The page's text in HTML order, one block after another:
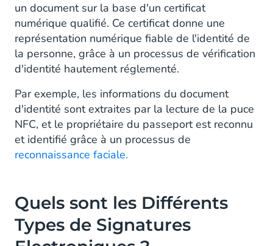
un document sur la base d'un certificat
numérique qualifié. Ce certificat donne une
représentation numérique fiable de l'identité de
la personne, grâce à un processus de vérification
d'identité hautement réglementé.
Par exemple, les informations du document
d'identité sont extraites par la lecture de la puce
NFC, et le propriétaire du passeport est reconnu
et identifié grâce à un processus de
reconnaissance faciale.
Quels sont les Différents
Types de Signatures